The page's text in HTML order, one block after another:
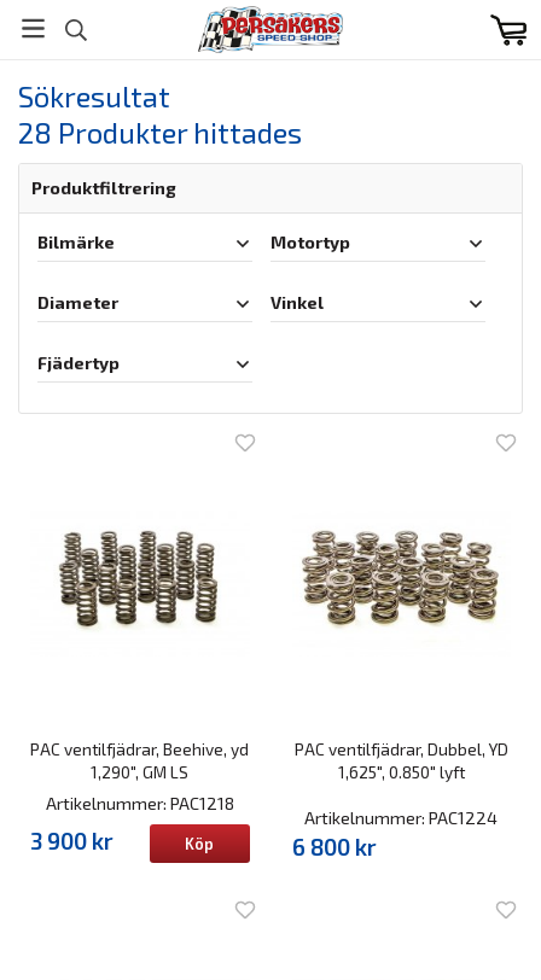
Sökresultat
28 Produkter hittades
Produktfiltrering
Bilmärke Motortyp
Diameter Vinkel
Fjädertyp
PAC ventilfjädrar, Beehive, yd
1,290", GM LS
Artikelnummer: PAC1218
3 900 kr Köp
PAC ventilfjädrar, Dubbel, YD
1,625", 0.850" lyft
Artikelnummer: PAC1224
6 800 kr